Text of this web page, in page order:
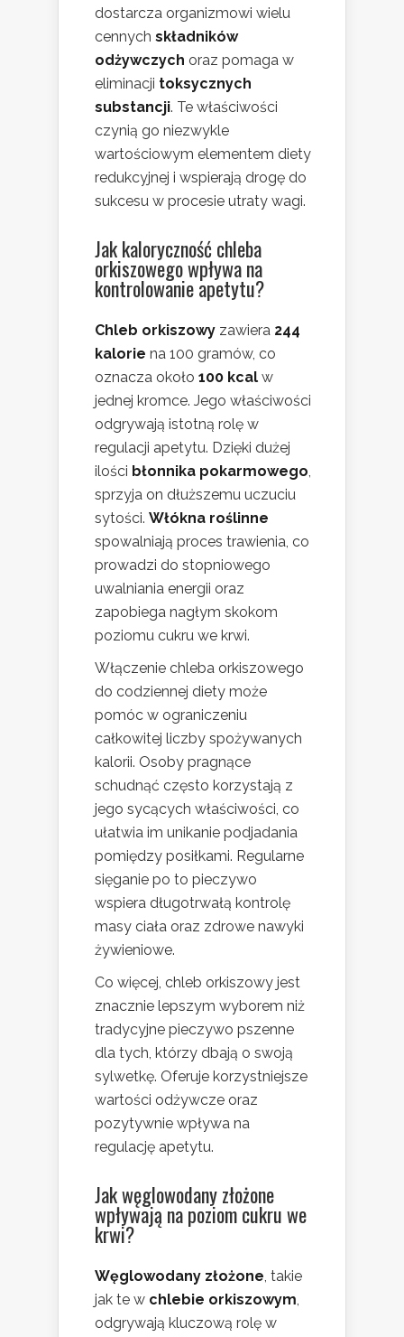
dostarcza organizmowi wielu
cennych składników
odżywczych oraz pomaga w
eliminacji toksycznych
substancji. Te właściwości
czynią go niezwykle
wartościowym elementem diety
redukcyjnej i wspierają drogę do
sukcesu w procesie utraty wagi.
Jak kaloryczność chleba
orkiszowego wpływa na
kontrolowanie apetytu?
Chleb orkiszowy zawiera 244
kalorie na 100 gramów, co
oznacza około 100 kcal w
jednej kromce. Jego właściwości
odgrywają istotną rolę w
regulacji apetytu. Dzięki dużej
ilości błonnika pokarmowego,
sprzyja on dłuższemu uczuciu
sytości. Włókna roślinne
spowalniają proces trawienia, co
prowadzi do stopniowego
uwalniania energii oraz
zapobiega nagłym skokom
poziomu cukru we krwi.
Włączenie chleba orkiszowego
do codziennej diety może
pomóc w ograniczeniu
całkowitej liczby spożywanych
kalorii. Osoby pragnące
schudnąć często korzystają z
jego sycących właściwości, co
ułatwia im unikanie podjadania
pomiędzy posiłkami. Regularne
sięganie po to pieczywo
wspiera długotrwałą kontrolę
masy ciała oraz zdrowe nawyki
żywieniowe.
Co więcej, chleb orkiszowy jest
znacznie lepszym wyborem niż
tradycyjne pieczywo pszenne
dla tych, którzy dbają o swoją
sylwetkę. Oferuje korzystniejsze
wartości odżywcze oraz
pozytywnie wpływa na
regulację apetytu.
Jak węglowodany złożone
wpływają na poziom cukru we
krwi?
Węglowodany złożone, takie
jak te w chlebie orkiszowym,
odgrywają kluczową rolę w